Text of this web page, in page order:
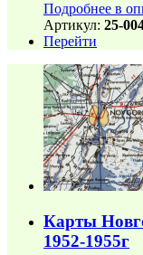
Подробнее в
Артикул: 25-
Перейти
Карты
1952-1955г